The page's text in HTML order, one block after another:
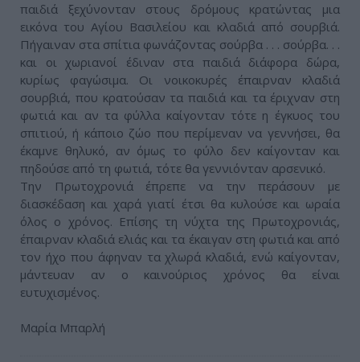
παιδιά ξεχύνονταν στους δρόμους κρατώντας μια
εικόνα του Αγίου Βασιλείου και κλαδιά από σουρβιά.
Πήγαιναν στα σπίτια φωνάζοντας σούρβα . . . σούρβα. . .
και οι χωριανοί έδιναν στα παιδιά διάφορα δώρα,
κυρίως φαγώσιμα. Οι νοικοκυρές έπαιρναν κλαδιά
σουρβιά, που κρατούσαν τα παιδιά και τα έριχναν στη
φωτιά και αν τα φύλλα καίγονταν τότε η έγκυος του
σπιτιού, ή κάποιο ζώο που περίμεναν να γεννήσει, θα
έκαμνε θηλυκό, αν όμως το φύλο δεν καίγονταν και
πηδούσε από τη φωτιά, τότε θα γεννιόνταν αρσενικό.
Την Πρωτοχρονιά έπρεπε να την περάσουν με
διασκέδαση και χαρά γιατί έτσι θα κυλούσε και ωραία
όλος ο χρόνος. Επίσης τη νύχτα της Πρωτοχρονιάς,
έπαιρναν κλαδιά ελιάς και τα έκαιγαν στη φωτιά και από
τον ήχο που άφηναν τα χλωρά κλαδιά, ενώ καίγονταν,
μάντευαν αν ο καινούριος χρόνος θα είναι
ευτυχισμένος.
Μαρία Μπαρλή